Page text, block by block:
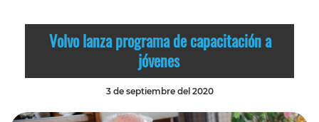
Volvo lanza programa de capacitación a
jóvenes
3 de septiembre del 2020